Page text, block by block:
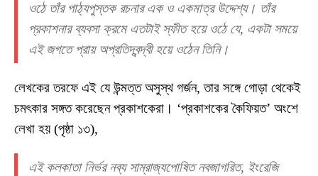
ওঠে তাঁর পাঠ্যপুস্তক রচনার এক ও একমাত্র উদ্দেশ্য। তাঁর
প্রকাশনার ব্যবসা ক্রমে এতটাই স্ফীত হয়ে ওঠে যে, একটা সময়ে
এই জগতে প্রায় অপ্রতিদ্বন্দ্বী হয়ে ওঠেন তিনি।
লেখকের তরফে এই যে উন্মত্ত অসুস্থ গর্জন, তার সঙ্গে গোড়া থেকেই
চমৎকার সঙ্গত করেছেন প্রকাশকেরা। ‘প্রকাশকের কৈফিয়ত’ অংশে
লেখা হয় (পৃষ্ঠা ১৩),
এই কলকাতা নির্ভর নব্য সাম্রাজ্যপোষিত নবজাগরিত, ইংরেজি